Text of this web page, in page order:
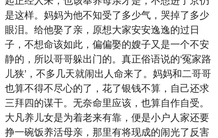
是这样。妈妈为他不知受了多少气，哭掉了多少
眼泪。给他娶了亲，原想大家安安逸逸的过日
子，不想命该如此，偏偏娶的嫂子又是一个不安
静的，所以哥哥躲出门的。真正俗语说的‘冤家路
儿狭’，不多几天就闹出人命来了。妈妈和二哥哥
也算不得不尽心的了，花了银钱不算，自己还求
三拜四的谋干。无奈命里应该，也算自作自受。
大凡养儿女是为着老来有靠，便是小户人家还要
挣一碗饭养活母亲，那里有将现成的闹光了反害